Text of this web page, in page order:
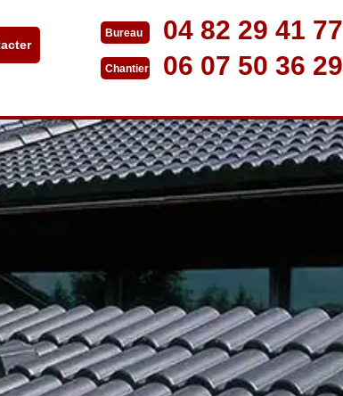
Bureau 04 82 29 41 77
Chantier 06 07 50 36 29